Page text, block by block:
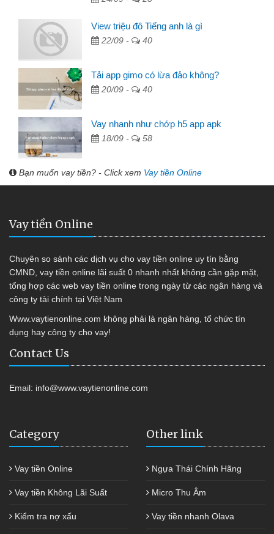
View triệu đô Tiếng anh là gì
22/09 - 40
Tải app gimo có lừa đảo không?
20/09 - 40
Vay nhanh như chớp h5 app apk
18/09 - 58
Bạn muốn vay tiền? - Click xem Vay tiền Online
Vay tiền Online
Chuyên so sánh các dịch vụ cho vay tiền online uy tín bằng
CMND, vay tiền online lãi suất 0 nhanh nhất không cần gặp mặt,
tổng hợp các web vay tiền online trong ngày từ các ngân hàng và
công ty tài chính tại Việt Nam
Www.vaytienonline.com không phải là ngân hàng, tổ chức tín
dụng hay công ty cho vay!
Contact Us
Email: info@www.vaytienonline.com
Category
Vay tiền Online
Vay tiền Không Lãi Suất
Kiểm tra nợ xấu
Other link
Ngựa Thái Chính Hãng
Micro Thu Âm
Vay tiền nhanh Olava